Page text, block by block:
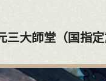
三大師堂（国指